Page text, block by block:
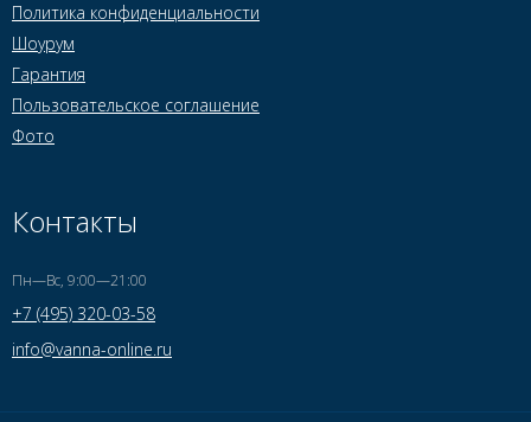
Политика конфиденциальности
Шоурум
Гарантия
Пользовательское соглашение
Фото
Контакты
Пн—Вс, 9:00—21:00
+7 (495) 320-03-58
info@vanna-online.ru